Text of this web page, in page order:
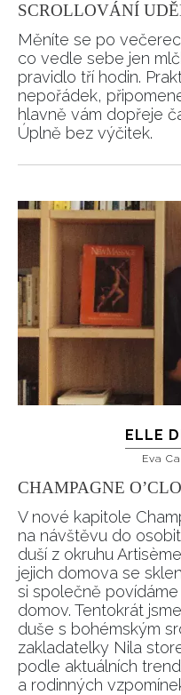
SCROLLOVÁNÍ
Měníte se po
co vedle sebe jen
pravidlo tří hodin.
nepořádek,
hlavně vám dopřeje
Úplně bez výčitek.
ELLE
Eva
CHAMPAGNE
V nové kapitole
na návštěvu do
duší z okruhu
jejich domova se
si společně
domov. Tentokrát
duše s bohémským
zakladatelky Nila
podle aktuálních
a rodinných